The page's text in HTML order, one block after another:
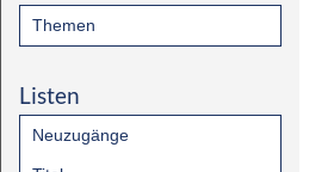
Themen
Listen
Neuzugänge